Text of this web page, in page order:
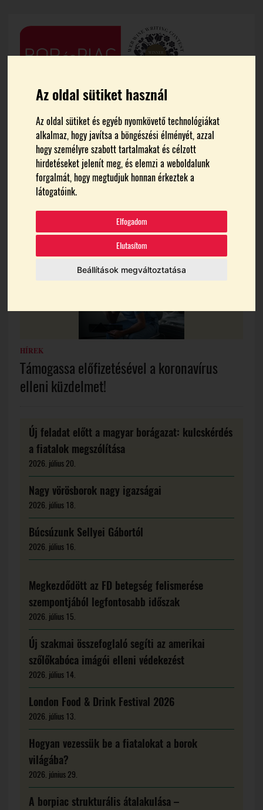
Az oldal sütiket használ
Az oldal sütiket és egyéb nyomkövető technológiákat
alkalmaz, hogy javítsa a böngészési élményét, azzal
hogy személyre szabott tartalmakat és célzott
hirdetéseket jelenít meg, és elemzi a weboldalunk
forgalmát, hogy megtudjuk honnan érkeztek a
látogatóink.
Elfogadom
Elutasítom
Beállítások megváltoztatása
FŐOLDAL ORVOSAIÉRT ÉS DOLGOZÓIÉRT ALAPÍTVÁNY
Orvosaiért és Dolgozóiért
Alapítvány
HÍREK
Támogassa előfizetésével a koronavírus
elleni küzdelmet!
Új feladat előtt a magyar borágazat: kulcskérdés
a fiatalok megszólítása
2026. július 20.
Nagy vörösborok nagy igazságai
2026. július 18.
Búcsúzunk Sellyei Gábortól
2026. július 16.
Megkezdődött az FD betegség felismerése
szempontjából legfontosabb időszak
2026. július 15.
Új szakmai összefoglaló segíti az amerikai
szőlőkabóca imágói elleni védekezést
2026. július 14.
London Food & Drink Festival 2026
2026. július 13.
Hogyan vezessük be a fiatalokat a borok
világába?
2026. június 29.
A borpiac strukturális átalakulása –